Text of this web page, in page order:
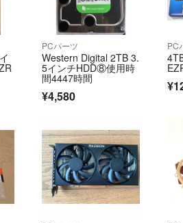
PCパーツ
Western Digital 2TB 3.
5インチHDD⑧使用時
間4447時間
¥4,580
PC